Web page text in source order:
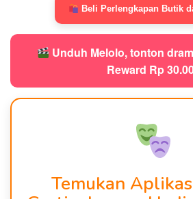
Beli Perlengkapan Butik
Unduh Melolo, tonton
Reward Rp
Temukan